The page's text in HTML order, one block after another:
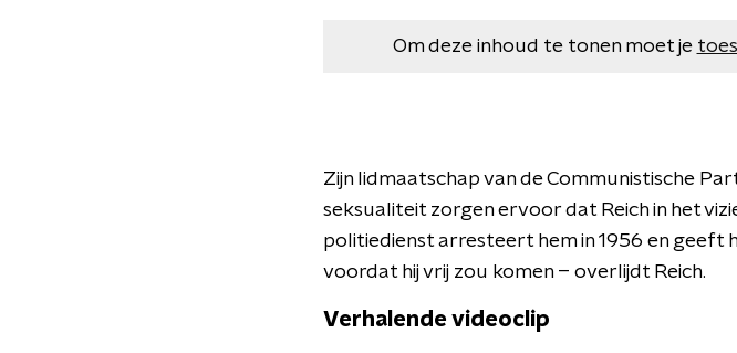
Om deze inhoud te tonen moet je
Zijn lidmaatschap van de Communistische
seksualiteit zorgen ervoor dat Reich in het
politiedienst arresteert hem in 1956 en geeft
voordat hij vrij zou komen – overlijdt Reich.
Verhalende videoclip